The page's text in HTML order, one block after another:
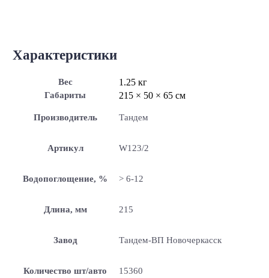
Характеристики
Вес 1.25 кг
Габариты 215 × 50 × 65 см
Производитель Тандем
Артикул W123/2
Водопоглощение, % > 6-12
Длина, мм 215
Завод Тандем-ВП Новочеркасск
Количество шт/авто 15360